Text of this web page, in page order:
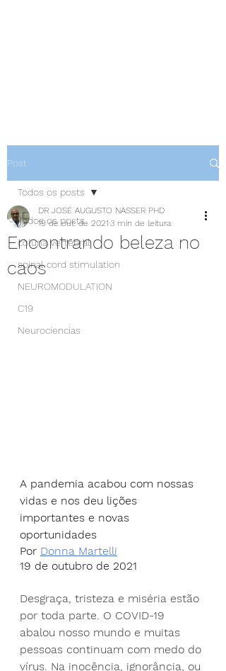
Post
Todos os posts
coluna vertebral
spinal cord stimulation
NEUROMODULATION
C19
Neurociencias
Todos os posts
Encontrando beleza no
caos
DR JOSÉ AUGUSTO NASSER PHD
19 de out. de 2021 3 min de leitura
A pandemia acabou com nossas
vidas e nos deu lições
importantes e novas
oportunidades
Por Donna Martelli
19 de outubro de 2021
Desgraça, tristeza e miséria estão
por toda parte. O COVID-19
abalou nosso mundo e muitas
pessoas continuam com medo do
vírus. Na inocência, ignorância, ou